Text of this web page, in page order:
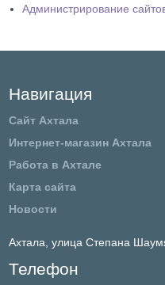
Администрирование
Навигация
Сайт Ахтала
Интернет-магазин Ахтала
Работа в Ахтале
Карта сайта
Новости
Ахтала, улица Степана
Телефон